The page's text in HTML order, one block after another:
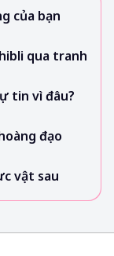
của bạn
qua tranh
tin vì đâu?
đạo
vật sau